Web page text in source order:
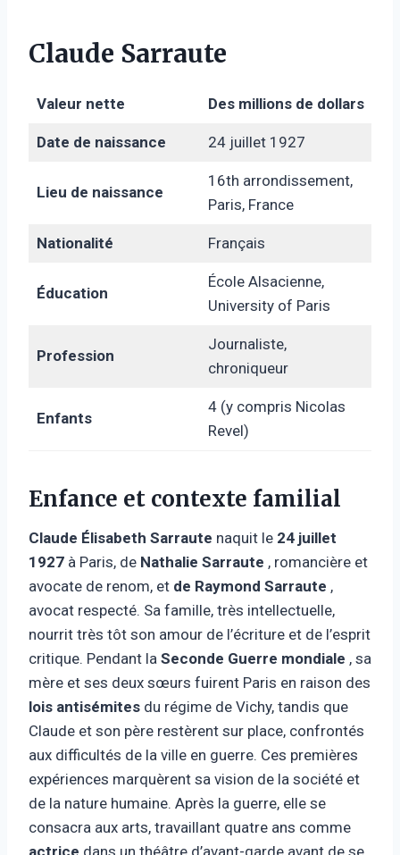
Claude Sarraute
Valeur nette Des millions de dollars
Date de naissance 24 juillet 1927
Lieu de naissance
16th arrondissement,
Paris, France
Nationalité Français
Éducation
École Alsacienne,
University of Paris
Profession
Journaliste,
chroniqueur
Enfants
4 (y compris Nicolas
Revel)
Enfance et contexte familial
Claude Élisabeth Sarraute naquit le 24 juillet
1927 à Paris, de Nathalie Sarraute , romancière et
avocate de renom, et de Raymond Sarraute ,
avocat respecté. Sa famille, très intellectuelle,
nourrit très tôt son amour de l’écriture et de l’esprit
critique. Pendant la Seconde Guerre mondiale , sa
mère et ses deux sœurs fuirent Paris en raison des
lois antisémites du régime de Vichy, tandis que
Claude et son père restèrent sur place, confrontés
aux difficultés de la ville en guerre. Ces premières
expériences marquèrent sa vision de la société et
de la nature humaine. Après la guerre, elle se
consacra aux arts, travaillant quatre ans comme
actrice dans un théâtre d’avant-garde avant de se